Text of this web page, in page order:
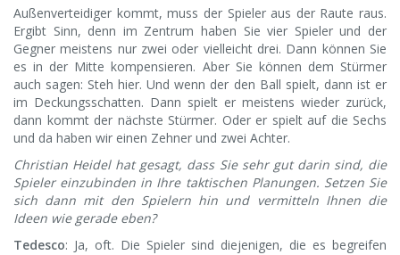
Außenverteidiger kommt, muss der Spieler aus der Raute raus.
Ergibt Sinn, denn im Zentrum haben Sie vier Spieler und der
Gegner meistens nur zwei oder vielleicht drei. Dann können Sie
es in der Mitte kompensieren. Aber Sie können dem Stürmer
auch sagen: Steh hier. Und wenn der den Ball spielt, dann ist er
im Deckungsschatten. Dann spielt er meistens wieder zurück,
dann kommt der nächste Stürmer. Oder er spielt auf die Sechs
und da haben wir einen Zehner und zwei Achter.
Christian Heidel hat gesagt, dass Sie sehr gut darin sind, die
Spieler einzubinden in Ihre taktischen Planungen. Setzen Sie
sich dann mit den Spielern hin und vermitteln Ihnen die
Ideen wie gerade eben?
Tedesco: Ja, oft. Die Spieler sind diejenigen, die es begreifen